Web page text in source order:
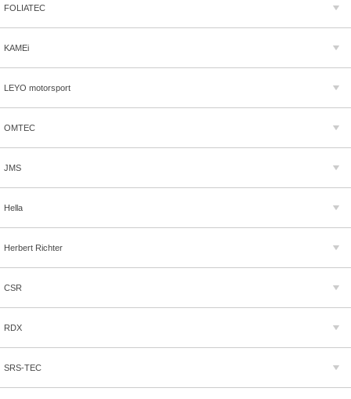
FOLIATEC
KAMEi
LEYO motorsport
OMTEC
JMS
Hella
Herbert Richter
CSR
RDX
SRS-TEC